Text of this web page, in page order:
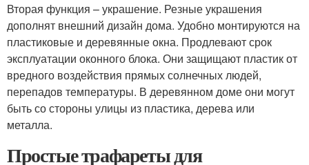
Вторая функция – украшение. Резные украшения
дополнят внешний дизайн дома. Удобно монтируются на
пластиковые и деревянные окна. Продлевают срок
эксплуатации оконного блока. Они защищают пластик от
вредного воздействия прямых солнечных людей,
перепадов температуры. В деревянном доме они могут
быть со стороны улицы из пластика, дерева или
металла.
Простые трафареты для